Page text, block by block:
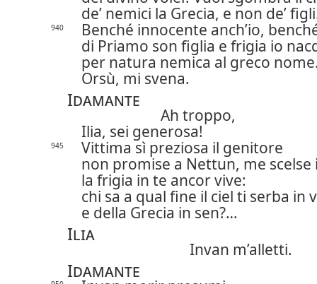
de’ nemici la Grecia, e non de’
940
Benché innocente anch’io,
di Priamo son figlia e frigia io
per natura nemica al greco
Orsù, mi svena.
Idamante
Ah troppo,
Ilia, sei generosa!
945
Vittima sì preziosa il genitore
non promise a Nettun, me scelse
la frigia in te ancor vive:
chi sa a qual fine il ciel ti serba in
e della Grecia in sen?…
Ilia
Invan m’alletti.
Idamante